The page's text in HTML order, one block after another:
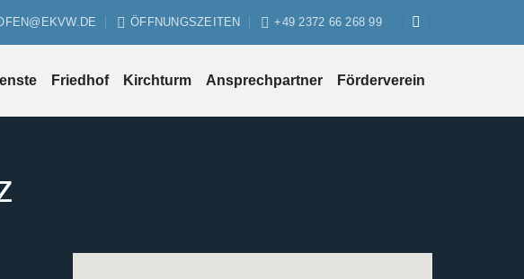
ÖFFNUNGSZEITEN +49 2372 66 268 99
Friedhof Kirchturm Ansprechpartner Förderverein